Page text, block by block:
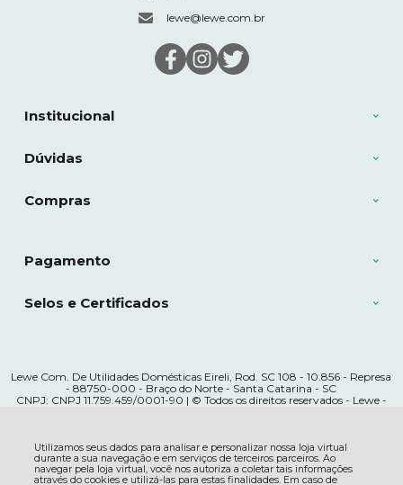
Utilizamos seus dados para analisar e personalizar nossa loja virtual
durante a sua navegação e em serviços de terceiros parceiros. Ao
navegar pela loja virtual, você nos autoriza a coletar tais informações
através do cookies e utilizá-las para estas finalidades. Em caso de
Institucional
Dúvidas
Compras
lewe@lewe.com.br
Pagamento
Selos e Certificados
Lewe Com. De Utilidades Domésticas Eireli, Rod. SC 108 - 10.856 - Represa
- 88750-000 - Braço do Norte - Santa Catarina - SC
CNPJ: CNPJ 11.759.459/0001-90 | © Todos os direitos reservados - Lewe -